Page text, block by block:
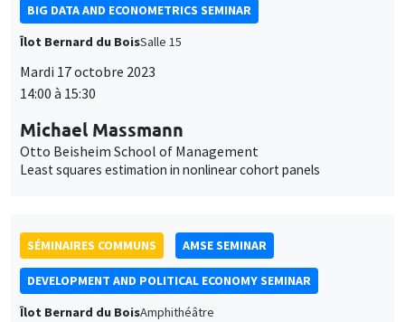
BIG DATA AND ECONOMETRICS SEMINAR
Îlot Bernard du BoisSalle 15
Mardi 17 octobre 2023
14:00 à 15:30
Michael Massmann
Otto Beisheim School of Management
Least squares estimation in nonlinear cohort panels
SÉMINAIRES COMMUNS AMSE SEMINAR
DEVELOPMENT AND POLITICAL ECONOMY SEMINAR
Îlot Bernard du BoisAmphithéâtre